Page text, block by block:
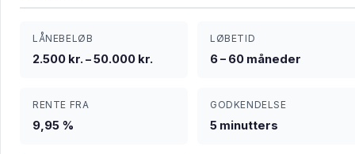
LÅNEBELØB
2.500 kr. – 50.000 kr.
LØBETID
6 – 60 måneder
RENTE FRA
9,95 %
GODKENDELSE
5 minutters